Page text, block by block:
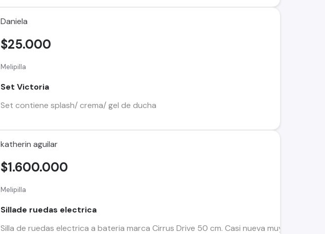
Daniela
Melipilla
Set Victoria
Set contiene splash/ crema/ gel de ducha
$25.000
katherin aguilar
Melipilla
Sillade ruedas electrica
Silla de ruedas electrica a bateria marca Cirrus Drive 50 cm. Casi nueva muy poco
$1.600.000